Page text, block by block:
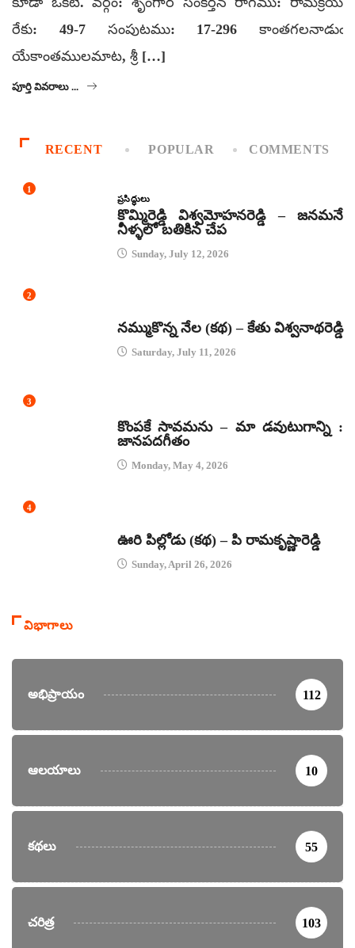
రేకు: 49-7 సంపుటము: 17-296 కాంతగలనాడుఁ
యేకాంతములమాట, శ్రీ […]
పూర్తి వివరాలు ...
RECENT POPULAR COMMENTS
1
ప్రసిద్ధులు
కొమ్మిరెడ్డి విశ్వమోహనరెడ్డి – జనమనే
నీళ్ళలో బతికిన చేప
Sunday, July 12, 2026
2
నమ్ముకొన్న నేల (కథ) – కేతు విశ్వనాథరెడ్డి
Saturday, July 11, 2026
3
కొంపకే సావమను – మా డవుటుగాన్ని :
జానపదగీతం
Monday, May 4, 2026
4
ఊరి పిల్లోడు (కథ) – పి రామకృష్ణారెడ్డి
Sunday, April 26, 2026
విభాగాలు
అభిప్రాయం 112
ఆలయాలు 10
కథలు 55
చరిత్ర 103